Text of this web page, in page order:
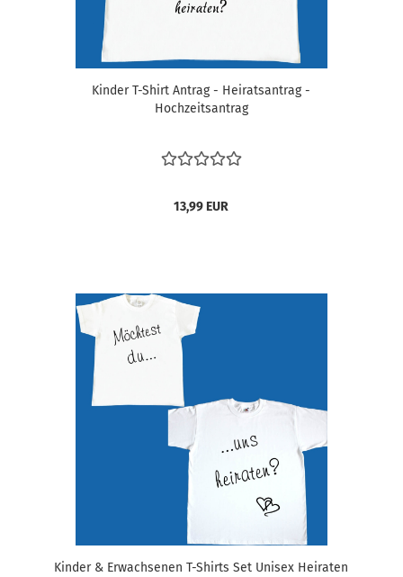
Kinder T-Shirt Antrag - Heiratsantrag -
Hochzeitsantrag
13,99 EUR
Kinder & Erwachsenen T-Shirts Set Unisex Heiraten